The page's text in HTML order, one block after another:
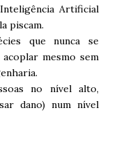
Artificial
piscam.
que nunca se
mesmo sem
no nível alto,
dano) num nível